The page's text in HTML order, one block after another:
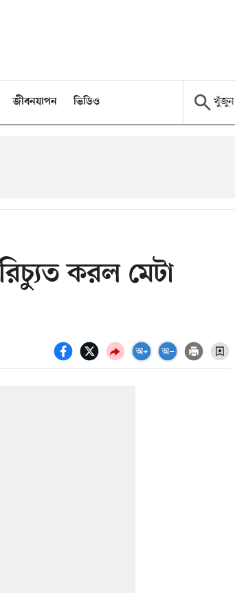
জীবনযাপন ভিডিও খুঁজুন
করল মেটা